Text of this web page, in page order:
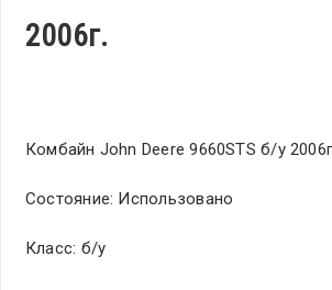
2006г.
Комбайн John Deere 9660STS б/у
Состояние: Использовано
Класс: б/у